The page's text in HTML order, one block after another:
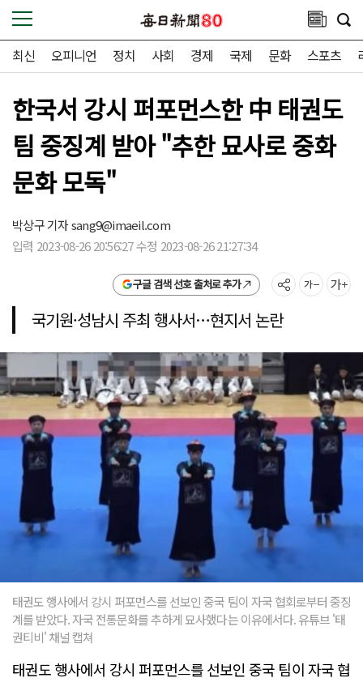
최신 오피니언 정치 사회 경제 국제 문화 스포츠
한국서 강시 퍼포먼스한 中 태권도
팀 중징계 받아 "추한 묘사로 중화
문화 모독"
박상구 기자sang9@imaeil.com
입력 2023-08-26 20:56:27 수정 2023-08-26 21:27:34
구글 검색 선호 출처로 추가
국기원·성남시 주최 행사서…현지서 논란
태권도 행사에서 강시 퍼포먼스를 선보인 중국 팀이 자국 협회로부터 중징
계를 받았다. 자국 전통문화를 추하게 묘사했다는 이유에서다. 유튜브 '태
권티비' 채널 캡쳐
태권도 행사에서 강시 퍼포먼스를 선보인 중국 팀이 자국 협